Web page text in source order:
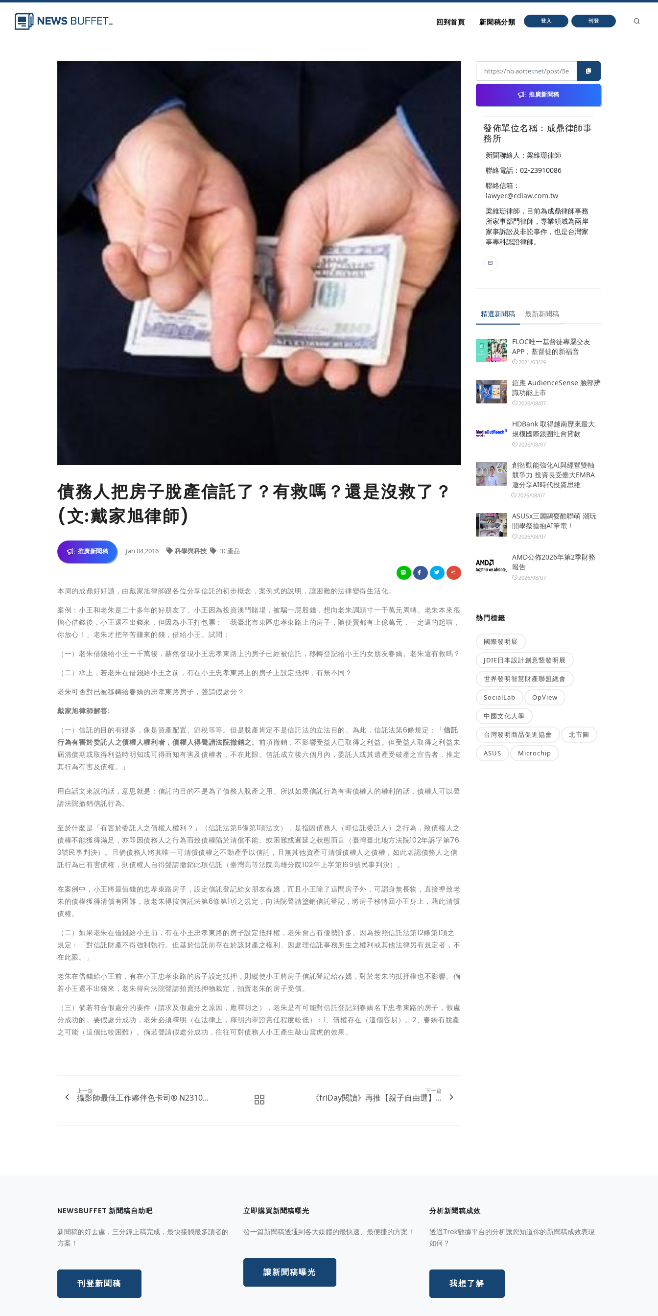
回到首頁 新聞稿分類 登入 刊登
債務人把房子脫產信託了？有救嗎？還是沒救了？
(文:戴家旭律師)
推廣新聞稿 Jan 04,2016 科學與科技 3C產品
本周的成鼎好好讀，由戴家旭律師跟各位分享信託的初步概念，案例式的說明，讓困難的法律變得生活化。
案例：小王和老朱是二十多年的好朋友了。小王因為投資澳門賭場，被騙一屁股錢，想向老朱調頭寸一千萬元周轉。老朱本來很
擔心借錢後，小王還不出錢來，但因為小王打包票：「我臺北市東區忠孝東路上的房子，隨便賣都有上億萬元，一定還的起啦，
你放心！」老朱才把辛苦賺來的錢，借給小王。試問：
（一）老朱借錢給小王一千萬後，赫然發現小王忠孝東路上的房子已經被信託，移轉登記給小王的女朋友春嬌。老朱還有救嗎？
（二）承上，若老朱在借錢給小王之前，有在小王忠孝東路上的房子上設定抵押，有無不同？
老朱可否對已被移轉給春嬌的忠孝東路房子，聲請假處分？
戴家旭律師解答:
（一）信託的目的有很多，像是資產配置、節稅等等。但是脫產肯定不是信託法的立法目的。為此，信託法第6條規定：「信託
行為有害於委託人之債權人權利者，債權人得聲請法院撤銷之。 前項撤銷，不影響受益人已取得之利益。但受益人取得之利益未
屆清償期或取得利益時明知或可得而知有害及債權者，不在此限。信託成立後六個月內，委託人或其遺產受破產之宣告者，推定
其行為有害及債權。」
用白話文來說的話，意思就是：信託的目的不是為了債務人脫產之用。所以如果信託行為有害債權人的權利的話，債權人可以聲
請法院撤銷信託行為。
至於什麼是「有害於委託人之債權人權利？」（信託法第6條第1項法文），是指因債務人（即信託委託人）之行為，致債權人之
債權不能獲得滿足，亦即因債務人之行為而致債權陷於清償不能、或困難或遲延之狀態而言（臺灣臺北地方法院102年訴字第76
3號民事判決）。且倘債務人將其唯一可清償債權之不動產予以信託，且無其他資產可清償債權人之債權，如此堪認債務人之信
託行為已有害債權，則債權人自得聲請撤銷此項信託（臺灣高等法院高雄分院102年上字第169號民事判決）。
在案例中，小王將最值錢的忠孝東路房子，設定信託登記給女朋友春嬌，而且小王除了這間房子外，可謂身無長物，直接導致老
朱的債權獲得清償有困難，故老朱得按信託法第6條第1項之規定，向法院聲請塗銷信託登記，將房子移轉回小王身上，藉此清償
債權。
（二）如果老朱在借錢給小王前，有在小王忠孝東路的房子設定抵押權，老朱會占有優勢許多。因為按照信託法第12條第1項之
規定：「對信託財產不得強制執行。但基於信託前存在於該財產之權利、因處理信託事務所生之權利或其他法律另有規定者，不
在此限。」
老朱在借錢給小王前，有在小王忠孝東路的房子設定抵押，則縱使小王將房子信託登記給春嬌，對於老朱的抵押權也不影響。倘
若小王還不出錢來，老朱得向法院聲請拍賣抵押物裁定，拍賣老朱的房子受償。
（三）倘若符合假處分的要件（請求及假處分之原因，應釋明之），老朱是有可能對信託登記到春嬌名下忠孝東路的房子，假處
分成功的。要假處分成功，老朱必須釋明（在法律上，釋明的舉證責任程度較低）：1、債權存在（這個容易）。2、春嬌有脫產
之可能（這個比較困難）。倘若聲請假處分成功，往往可對債務人小王產生敲山震虎的效果。
上一篇
攝影師最佳工作夥伴色卡司® N2310...
下一篇
《friDay閱讀》再推【親子自由選】...
推廣新聞稿
發佈單位名稱：成鼎律師事
務所
新聞聯絡人：梁維珊律師
聯絡電話：02-23910086
聯絡信箱：
lawyer@cdlaw.com.tw
梁維珊律師，目前為成鼎律師事務
所家事部門律師，專業領域為兩岸
家事訴訟及非訟事件，也是台灣家
事專科認證律師。
精選新聞稿 最新新聞稿
FLOC唯一基督徒專屬交友
APP，基督徒的新福音
2021/03/29
鎧應 AudienceSense 臉部辨
識功能上市
2026/08/07
HDBank 取得越南歷來最大
規模國際銀團社會貸款
2026/08/07
創智動能強化AI與經營雙軸
競爭力 投資長受臺大EMBA
邀分享AI時代投資思維
2026/08/07
ASUSx三麗鷗耍酷聯萌 潮玩
開學祭搶抱AI筆電！
2026/08/07
AMD公佈2026年第2季財務
報告
2026/08/07
熱門標籤
國際發明展
JDIE日本設計創意暨發明展
世界發明智慧財產聯盟總會
SocialLab OpView
中國文化大學
台灣發明商品促進協會 北市圖
ASUS Microchip
NEWSBUFFET 新聞稿自助吧
新聞稿的好去處，三分鐘上稿完成，最快接觸最多讀者的
方案！
刊登新聞稿
立即購買新聞稿曝光
發一篇新聞稿透通到各大媒體的最快速、最便捷的方案！
讓新聞稿曝光
分析新聞稿成效
透過Trek數據平台的分析讓您知道你的新聞稿成效表現
如何？
我想了解